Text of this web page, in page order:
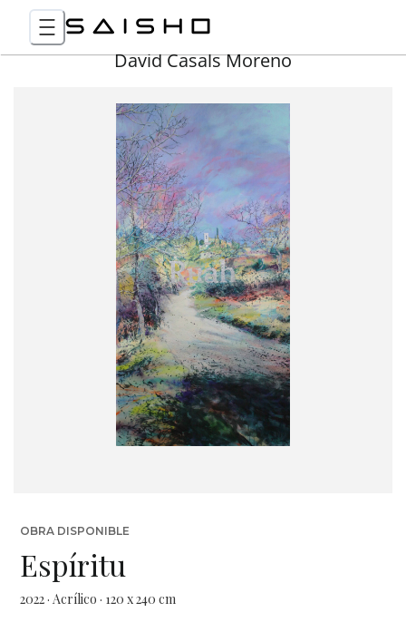
David Casals Moreno
OBRA DISPONIBLE
Espíritu
2022 · Acrílico · 120 x 240 cm